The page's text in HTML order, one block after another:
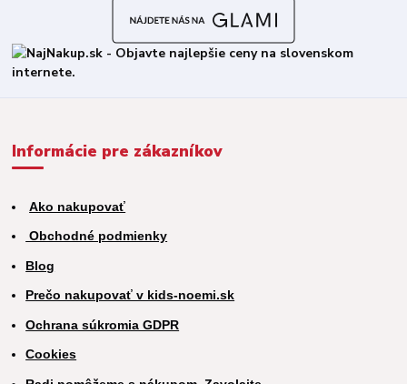
Informácie pre zákazníkov
Ako nakupovať
Obchodné podmienky
Blog
Prečo nakupovať v kids-noemi.sk
Ochrana súkromia GDPR
Cookies